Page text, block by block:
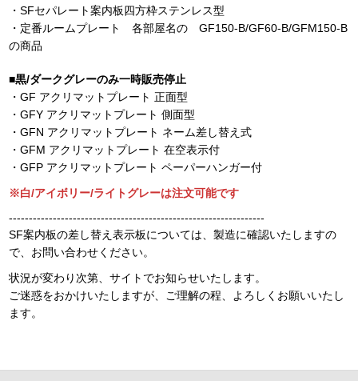
・SFセパレート案内板四方枠ステンレス型
・定番ルームプレート 各部屋名の GF150-B/GF60-B/GFM150-B
の商品
■黒/ダークグレーのみ一時販売停止
・GF アクリマットプレート 正面型
・GFY アクリマットプレート 側面型
・GFN アクリマットプレート ネーム差し替え式
・GFM アクリマットプレート 在空表示付
・GFP アクリマットプレート ペーパーハンガー付
※白/アイボリー/ライトグレーは注文可能です
----------------------------------------------------------------
SF案内板の差し替え表示板については、製造に確認いたしますの
で、お問い合わせください。
状況が変わり次第、サイトでお知らせいたします。
ご迷惑をおかけいたしますが、ご理解の程、よろしくお願いいたし
ます。